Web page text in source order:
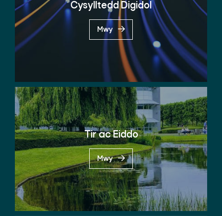
Cysylltedd Digidol
Mwy
Tir ac Eiddo
Mwy